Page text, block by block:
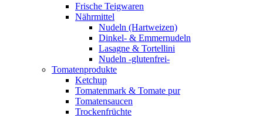
Frische Teigwaren
Nährmittel
Nudeln (Hartweizen)
Dinkel- & Emmernudeln
Lasagne & Tortellini
Nudeln -glutenfrei-
Tomatenprodukte
Ketchup
Tomatenmark & Tomate pur
Tomatensaucen
Trockenfrüchte